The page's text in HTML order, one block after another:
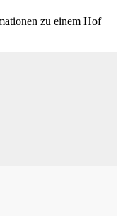
zu einem Hof